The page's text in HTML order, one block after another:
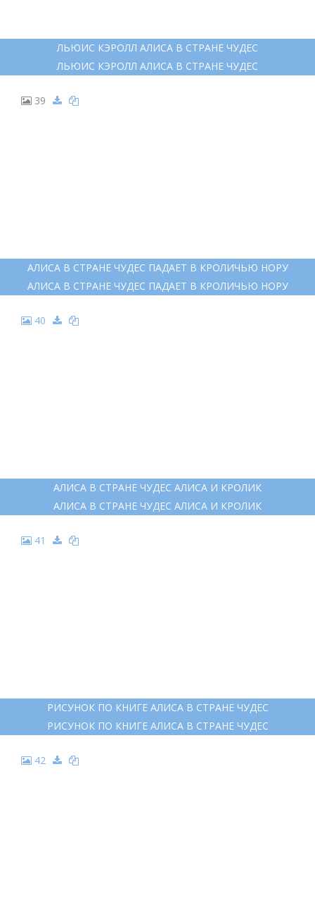
ЛЬЮИС КЭРОЛЛ АЛИСА В СТРАНЕ ЧУДЕС
ЛЬЮИС КЭРОЛЛ АЛИСА В СТРАНЕ ЧУДЕС
39
АЛИСА В СТРАНЕ ЧУДЕС ПАДАЕТ В КРОЛИЧЬЮ НОРУ
АЛИСА В СТРАНЕ ЧУДЕС ПАДАЕТ В КРОЛИЧЬЮ НОРУ
40
АЛИСА В СТРАНЕ ЧУДЕС АЛИСА И КРОЛИК
АЛИСА В СТРАНЕ ЧУДЕС АЛИСА И КРОЛИК
41
РИСУНОК ПО КНИГЕ АЛИСА В СТРАНЕ ЧУДЕС
РИСУНОК ПО КНИГЕ АЛИСА В СТРАНЕ ЧУДЕС
42